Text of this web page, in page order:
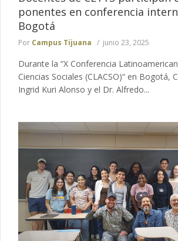
ponentes en conferencia
Bogotá
Por Campus Tijuana junio 23, 2025
Durante la “X Conferencia
Ciencias Sociales (CLACSO)“ en Bogotá,
Ingrid Kuri Alonso y el Dr. Alfredo...